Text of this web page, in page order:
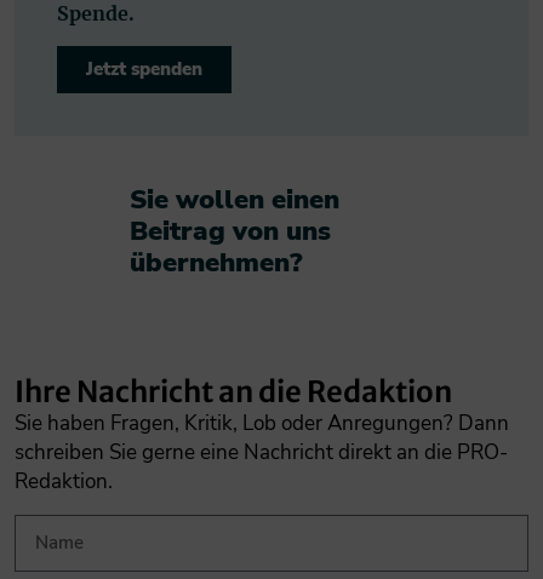
Spende.
Jetzt spenden
Sie wollen einen
Beitrag von uns
übernehmen?​
Ihre Nachricht an die Redaktion
Sie haben Fragen, Kritik, Lob oder Anregungen? Dann
schreiben Sie gerne eine Nachricht direkt an die PRO-
Redaktion.